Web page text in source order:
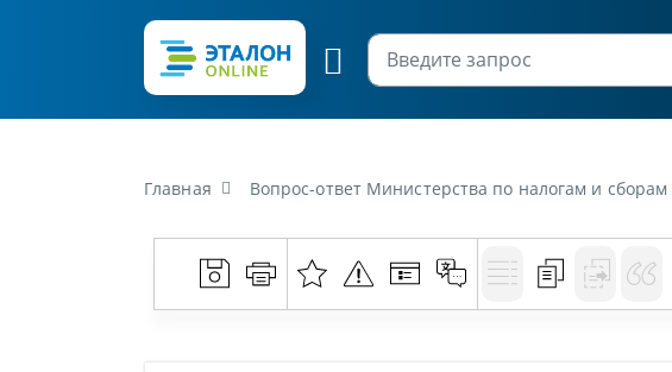
Главная Вопрос-ответ Министерства по налогам и сборам Республики Беларусь от 16 октября 2017 г. «Организация в рамках инвестиционного договора, заключенного в 2016 году с областным исполнительным комитетом, по